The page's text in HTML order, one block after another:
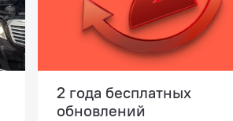
2 года бесплатных
обновлений